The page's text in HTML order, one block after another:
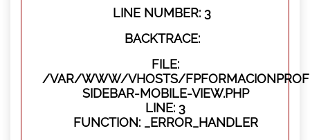
LINE NUMBER: 3
BACKTRACE:
FILE:
/VAR/WWW/VHOSTS/
SIDEBAR-MOBILE-VIEW.PHP
LINE: 3
FUNCTION: _ERROR_HANDLER